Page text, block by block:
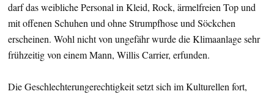
darf das weibliche Personal in Kleid, Rock, ärmelfreien Top und
mit offenen Schuhen und ohne Strumpfhose und Söckchen
erscheinen. Wohl nicht von ungefähr wurde die Klimaanlage sehr
frühzeitig von einem Mann, Willis Carrier, erfunden.
Die Geschlechterungerechtigkeit setzt sich im Kulturellen fort,